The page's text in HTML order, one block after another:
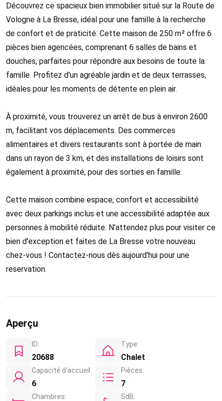
Découvrez ce spacieux bien immobilier situé sur la Route de
Vologne à La Bresse, idéal pour une famille à la recherche
de confort et de praticité. Cette maison de 250 m² offre 6
pièces bien agencées, comprenant 6 salles de bains et
douches, parfaites pour répondre aux besoins de toute la
famille. Profitez d'un agréable jardin et de deux terrasses,
idéales pour les moments de détente en plein air.
À proximité, vous trouverez un arrêt de bus à environ 2600
m, facilitant vos déplacements. Des commerces
alimentaires et divers restaurants sont à portée de main
dans un rayon de 3 km, et des installations de loisirs sont
également à proximité, pour des sorties en famille.
Cette maison combine espace, confort et accessibilité
avec deux parkings inclus et une accessibilité adaptée aux
personnes à mobilité réduite. N'attendez plus pour visiter ce
bien d'exception et faites de La Bresse votre nouveau
chez-vous ! Contactez-nous dès aujourd'hui pour une
reservation.
Aperçu
ID:
20688
Type:
Chalet
Capacité d'accueil
6
Pièces:
7
Chambres: SdB: